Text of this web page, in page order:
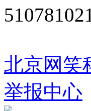
北京网笑
举报中心